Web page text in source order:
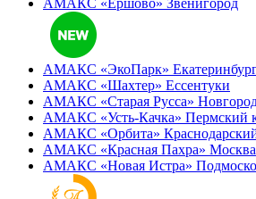
АМАКС «Ершово» Звенигород
АМАКС «ЭкоПарк»
АМАКС «‎Шахтер» Ессентуки
АМАКС «‎Старая Русса»
АМАКС «‎Усть-Качка» Пермский
АМАКС «‎Орбита»
АМАКС «‎Красная Пахра» Москва
АМАКС «‎Новая Истра»